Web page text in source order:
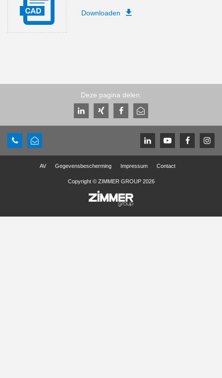
Downloaden
Deze pagina delen:
AV Gegevensbescherming Impressum Contact
Copyright © ZIMMER GROUP 2026